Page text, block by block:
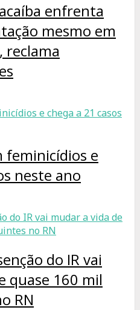
enfrenta
mesmo em
reclama
feminicídios e
neste ano
do IR vai
quase 160 mil
RN